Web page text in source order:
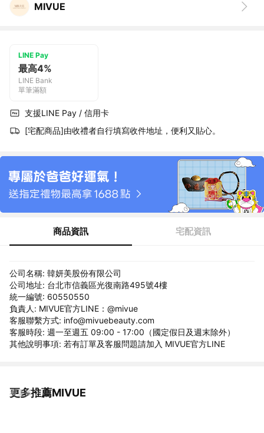
MIVUE
LINE Pay
最高4%
LINE Bank
單筆滿額
支援LINE Pay / 信用卡
[宅配商品]由收禮者自行填寫收件地址，便利又貼心。
商品資訊 宅配資訊
公司名稱: 韓妍美股份有限公司
公司地址: 台北市信義區光復南路495號4樓
統一編號: 60550550
負責人: MIVUE官方LINE：@mivue
客服聯繫方式: info@mivuebeauty.com
客服時段: 週一至週五 09:00 - 17:00（國定假日及週末除外）
其他說明事項: 若有訂單及客服問題請加入 MIVUE官方LINE
更多推薦MIVUE
看更多